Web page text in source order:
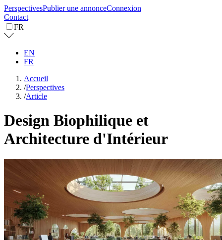
PerspectivesPublier une annonceConnexion
Contact
FR
EN
FR
Accueil
/Perspectives
/Article
Design Biophilique et
Architecture d'Intérieur